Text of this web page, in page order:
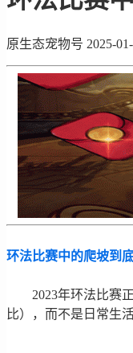
原生态宠物号 2025-
环法比赛中的爬坡到
2023年环法比赛
比），而不是日常生